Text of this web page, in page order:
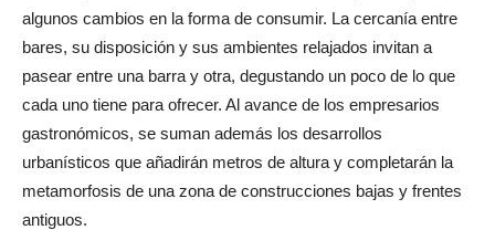
Por otra parte, el boom de la zona viene acompañado por
algunos cambios en la forma de consumir. La cercanía entre
bares, su disposición y sus ambientes relajados invitan a
pasear entre una barra y otra, degustando un poco de lo que
cada uno tiene para ofrecer. Al avance de los empresarios
gastronómicos, se suman además los desarrollos
urbanísticos que añadirán metros de altura y completarán la
metamorfosis de una zona de construcciones bajas y frentes